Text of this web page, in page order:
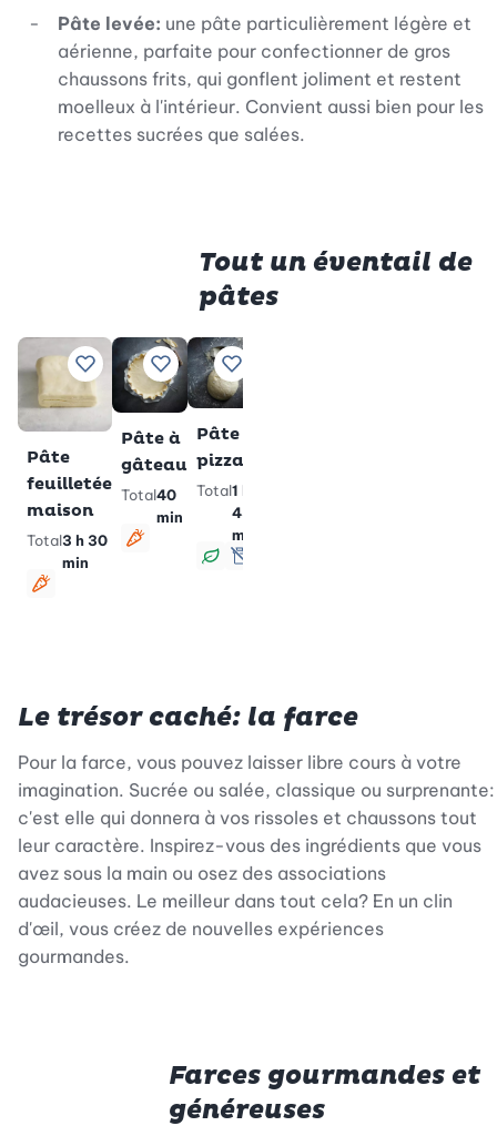
Pâte levée: une pâte particulièrement légère et
aérienne, parfaite pour confectionner de gros
chaussons frits, qui gonflent joliment et restent
moelleux à l'intérieur. Convient aussi bien pour les
recettes sucrées que salées.
Tout un éventail de
pâtes
Ajouter à vos recettes préférées
Pâte
feuilletée
maison
Total3 h 30
min
Végétarien
Ajouter à vos recettes préférées
Pâte à
gâteau
Total40
min
Végétarien
Ajouter à vos recettes préférées
Pâte à
pizza
Total1 h
45
min
Végansans lactose
Le trésor caché: la farce
Pour la farce, vous pouvez laisser libre cours à votre
imagination. Sucrée ou salée, classique ou surprenante:
c'est elle qui donnera à vos rissoles et chaussons tout
leur caractère. Inspirez-vous des ingrédients que vous
avez sous la main ou osez des associations
audacieuses. Le meilleur dans tout cela? En un clin
d'œil, vous créez de nouvelles expériences
gourmandes.
Farces gourmandes et
généreuses